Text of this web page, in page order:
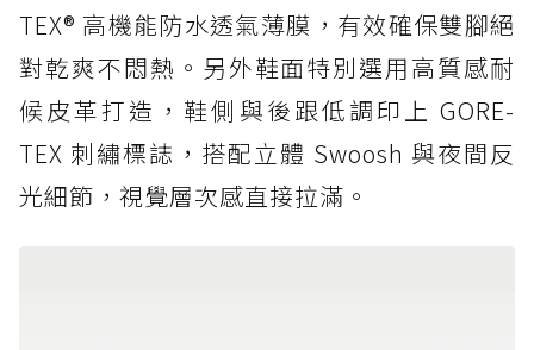
TEX® 高機能防水透氣薄膜，有效確保雙腳絕
對乾爽不悶熱。另外鞋面特別選用高質感耐
候皮革打造，鞋側與後跟低調印上 GORE-
TEX 刺繡標誌，搭配立體 Swoosh 與夜間反
光細節，視覺層次感直接拉滿。